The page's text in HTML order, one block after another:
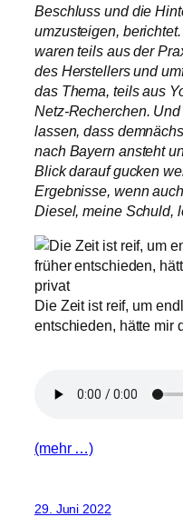
Beschluss und die
umzusteigen,
waren teils aus der
des Herstellers und
das Thema, teils aus
Netz-Recherchen.
lassen, dass
nach Bayern ansteht
Blick darauf gucken
Ergebnisse, wenn
Diesel, meine Schuld,
Die Zeit ist reif, um
entschieden, hätte mir
(mehr …)
29. Juni 2022